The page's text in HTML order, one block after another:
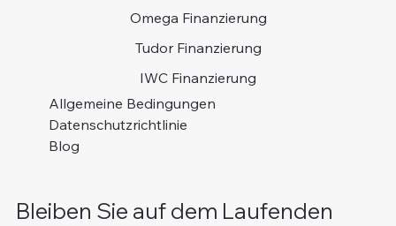
Omega Finanzierung
Tudor Finanzierung
IWC Finanzierung
Allgemeine Bedingungen
Datenschutzrichtlinie
Blog
Bleiben Sie auf dem Laufenden